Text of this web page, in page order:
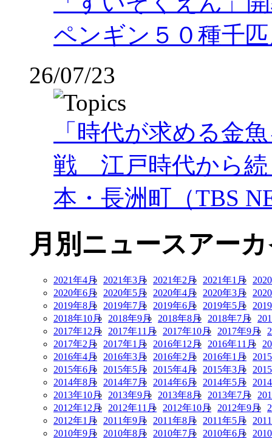
ペンギン５０種千
26/07/23
「時代が求める金
戦 江戸時代から
本・長洲町（TBS
月別ニュースアー
2021年4月 2021年3月 2021年2月 2021年1月
2020年6月
2020年5月 2020年4月 2020年3月
2019年8月
2019年7月 2019年6月 2019年5月
2018年10月
2018年9月 2018年8月 2018年7月
2017年12月
2017年11月 2017年10月 2017年9月
2017年2月
2017年1月 2016年12月 2016年11月
2016年4月
2016年3月 2016年2月 2016年1月
2015年6月
2015年5月 2015年4月 2015年3月
2014年8月
2014年7月 2014年6月 2014年5月
2013年10月
2013年9月 2013年8月 2013年7月
2012年12月
2012年11月 2012年10月 2012年9月
2012年1月
2011年9月 2011年8月 2011年5月
2010年9月
2010年8月 2010年7月 2010年6月